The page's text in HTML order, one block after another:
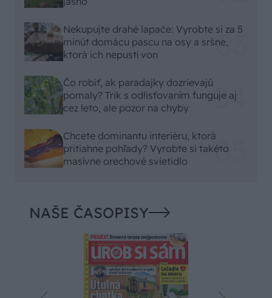
Nekupujte drahé lapače: Vyrobte si za 5
minút domácu pascu na osy a sršne,
ktorá ich nepustí von
Čo robiť, ak paradajky dozrievajú
pomaly? Trik s odlisťovaním funguje aj
cez leto, ale pozor na chyby
Chcete dominantu interiéru, ktorá
pritiahne pohľady? Vyrobte si takéto
masívne orechové svietidlo
NAŠE ČASOPISY